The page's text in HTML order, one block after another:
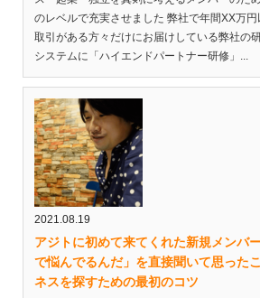
のレベルで充実させました 弊社で年間XX万
取引がある方々だけにお届けしている弊社の
システムに「ハイエンドパートナー研修」...
2021.08.19
アジトに初めて来てくれた新規メンバ
で悩んでるんだ」を直接聞いて思った
ネスを探すための最初のコツ